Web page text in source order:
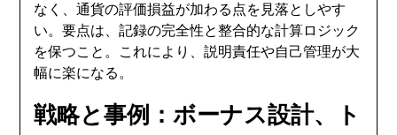
なく、通貨の評価損益が加わる点を見落としやす
い。要点は、記録の完全性と整合的な計算ロジック
を保つこと。これにより、説明責任や自己管理が大
幅に楽になる。
戦略と事例：ボーナス設計、ト